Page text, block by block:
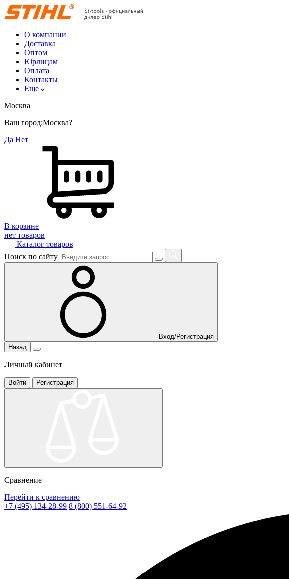
О компании
Доставка
Оптом
Юрлицам
Оплата
Контакты
Еще
Москва
Ваш город:Москва?
Да Нет
В корзине
нет товаров
Каталог товаров
Поиск по сайту
Вход/Регистрация
Назад
Личный кабинет
Войти Регистрация
Сравнение
Перейти к сравнению
+7 (495) 134-28-99 8 (800) 551-64-92